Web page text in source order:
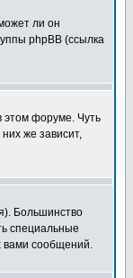
ли он
phpBB (ссылка
этом форуме. Чуть
же зависит,
Большинство
специальные
вами сообщений.